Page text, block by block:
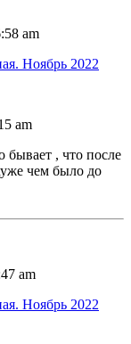
am
Ноябрь 2022
am
бывает , что после
чем было до
am
Ноябрь 2022